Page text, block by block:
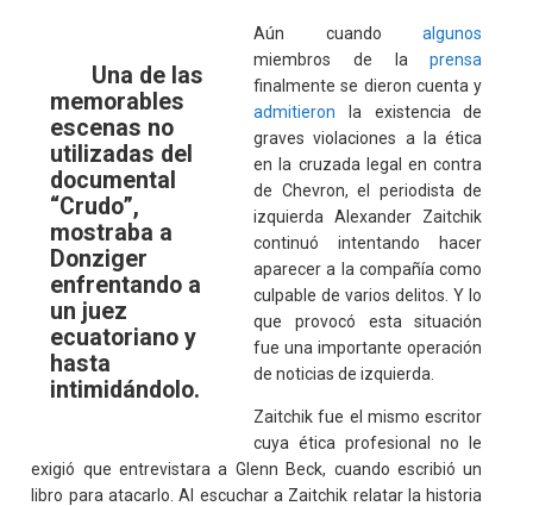
Una de las
memorables
escenas no
utilizadas del
documental
“Crudo”,
mostraba a
Donziger
enfrentando a
un juez
ecuatoriano y
hasta
intimidándolo.
Aún cuandoalgunos
miembros de laprensa
finalmente se dieron cuenta y
admitieron la existencia de
graves violaciones a la ética
en la cruzada legal en contra
de Chevron, el periodista de
izquierda Alexander Zaitchik
continuó intentando hacer
aparecer a la compañía como
culpable de varios delitos. Y lo
que provocó esta situación
fue una importante operación
de noticias de izquierda.
Zaitchik fue el mismo escritor
cuya ética profesional no le
exigió que entrevistara a Glenn Beck, cuando escribió un
libro para atacarlo. Al escuchar a Zaitchik relatar la historia